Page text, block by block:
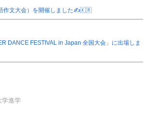
作文大会）を開催しました✍️🇰🇷
DANCE FESTIVAL in Japan 全国大会」に出場しま
学進学